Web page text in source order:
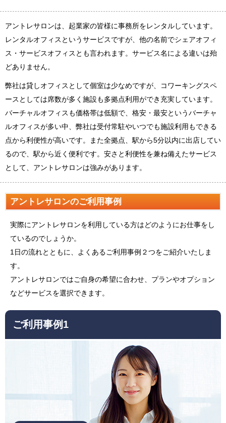
アントレサロンは、起業家の皆様に事務所をレンタルしています。
レンタルオフィスというサービスですが、 他の名前でシェアオフィ
ス・サービスオフィスとも言われます。サービス名による違いは殆
どありません。
弊社は貸しオフィスとして個室は少なめですが、コワーキングスペ
ースとしては席数が多く施設も多拠点利用ができ充実しています。
バーチャルオフィスも価格帯は低額で、格安・最安というバーチャ
ルオフィスが多い中、弊社は受付常駐やいつでも施設利用もできる
点から利便性が高いです。また全拠点、駅から5分以内に出店してい
るので、駅から近く便利です。安さと利便性を兼ね備えたサービス
として、アントレサロンは強みがあります。
アントレサロンのご利用事例
実際にアントレサロンを利用している方はどのようにお仕事をし
ているのでしょうか。
1日の流れとともに、よくあるご利用事例２つをご紹介いたしま
す。
アントレサロンではご自身の希望に合わせ、プランやオプション
などサービスを選択できます。
ご利用事例1